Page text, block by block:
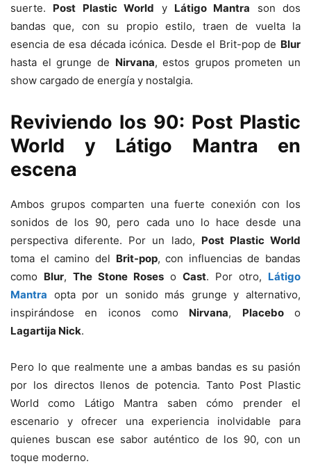
suerte. Post Plastic World y Látigo Mantra son dos
bandas que, con su propio estilo, traen de vuelta la
esencia de esa década icónica. Desde el Brit-pop de Blur
hasta el grunge de Nirvana, estos grupos prometen un
show cargado de energía y nostalgia.
Reviviendo los 90: Post Plastic
World y Látigo Mantra en
escena
Ambos grupos comparten una fuerte conexión con los
sonidos de los 90, pero cada uno lo hace desde una
perspectiva diferente. Por un lado, Post Plastic World
toma el camino del Brit-pop, con influencias de bandas
como Blur, The Stone Roses o Cast. Por otro, Látigo
Mantra opta por un sonido más grunge y alternativo,
inspirándose en iconos como Nirvana, Placeboo
Lagartija Nick.
Pero lo que realmente une a ambas bandas es su pasión
por los directos llenos de potencia. Tanto Post Plastic
World como Látigo Mantra saben cómo prender el
escenario y ofrecer una experiencia inolvidable para
quienes buscan ese sabor auténtico de los 90, con un
toque moderno.